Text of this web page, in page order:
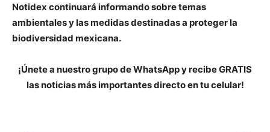
Notidex continuará informando sobre temas
ambientales y las medidas destinadas a proteger la
biodiversidad mexicana.
¡Únete a nuestro grupo de WhatsApp y recibe GRATIS
las noticias más importantes directo en tu celular!